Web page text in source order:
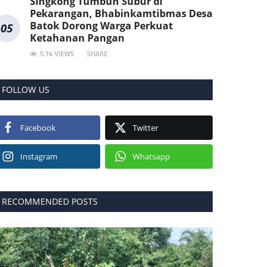
05
Pekarangan, Bhabinkamtibmas Desa
Batok Dorong Warga Perkuat
Ketahanan Pangan
5.1k VIEWS SHARE
FOLLOW US
Facebook Twitter
Instagram Whatsapp
RECOMMENDED POSTS